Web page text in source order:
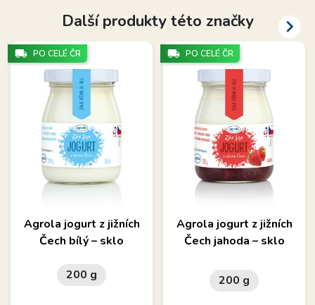
Další produkty této značky
Agrola jogurt z jižních
Čech bílý – sklo
200 g
local_shipping PO CELÉ ČR
Agrola jogurt z jižních
Čech jahoda – sklo
200 g
local_shipping PO CELÉ ČR
